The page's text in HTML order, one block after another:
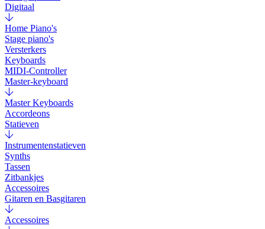
Digitaal
Home Piano's
Stage piano's
Versterkers
Keyboards
MIDI-Controller
Master-keyboard
Master Keyboards
Accordeons
Statieven
Instrumentenstatieven
Synths
Tassen
Zitbankjes
Accessoires
Gitaren en Basgitaren
Accessoires